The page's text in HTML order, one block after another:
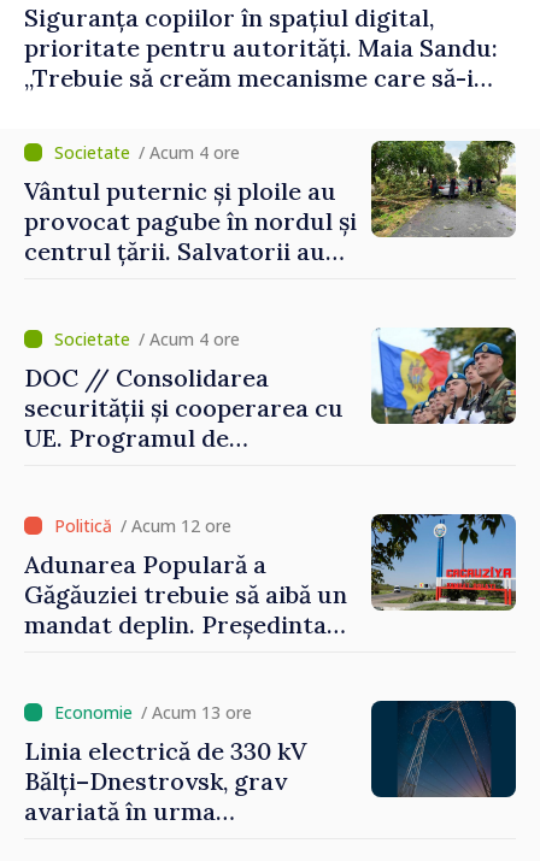
Siguranța copiilor în spațiul digital,
prioritate pentru autorități. Maia Sandu:
„Trebuie să creăm mecanisme care să-i
/ Acum 4 ore
Vântul puternic și ploile au
provocat pagube în nordul și
centrul țării. Salvatorii au
/ Acum 4 ore
DOC // Consolidarea
securității și cooperarea cu
UE. Programul de
perioada 2024–2034,
publicat în Monitorul Oficial
/ Acum 12 ore
Adunarea Populară a
Găgăuziei trebuie să aibă un
mandat deplin. Președinta
/ Acum 13 ore
Linia electrică de 330 kV
Bălți–Dnestrovsk, grav
avariată în urma